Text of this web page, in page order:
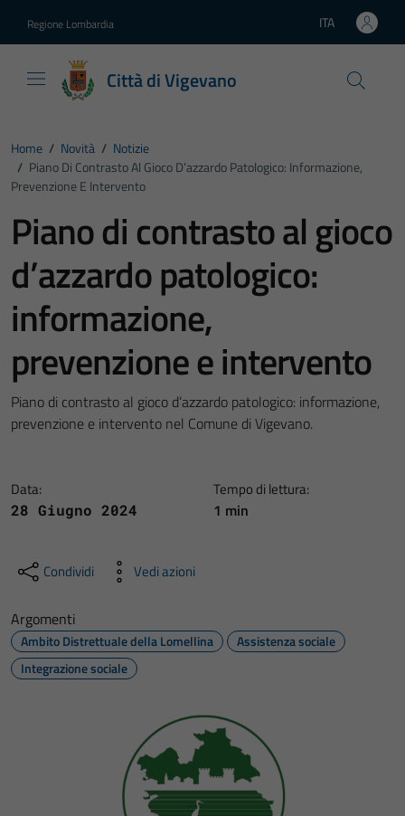
Regione Lombardia Lingua attiva:
ITA
Città di Vigevano
Home / Novità / Notizie
/ Piano Di Contrasto Al Gioco D’azzardo Patologico: Informazione,
Prevenzione E Intervento
Piano di contrasto al gioco
d’azzardo patologico:
informazione,
prevenzione e intervento
Piano di contrasto al gioco d’azzardo patologico: informazione,
prevenzione e intervento nel Comune di Vigevano.
Data:
28 Giugno 2024
Tempo di lettura:
1 min
Condividi Vedi azioni
Argomenti
Ambito Distrettuale della Lomellina
Assistenza sociale
Integrazione sociale